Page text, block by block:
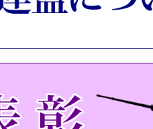
受付時間